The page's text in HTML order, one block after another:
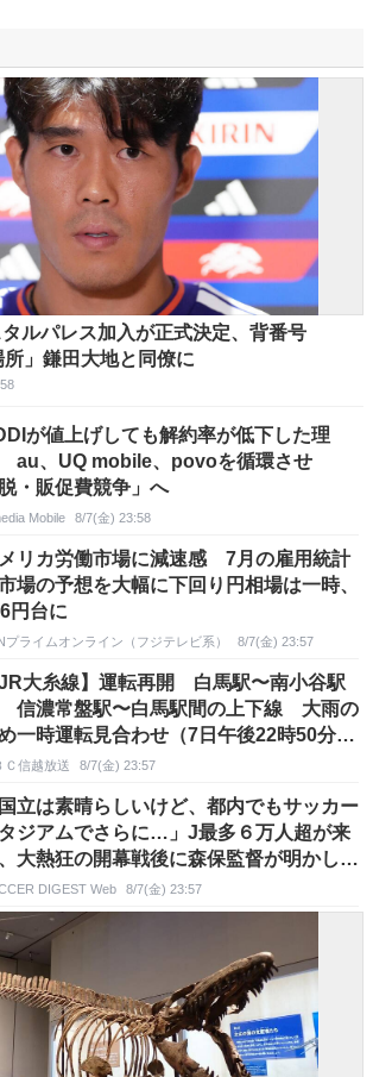
ルパレス加入が正式決定、背番号
」鎌田大地と同僚に
が値上げしても解約率が低下した理
au、UQ mobile、povoを循環させ
脱・販促費競争」へ
Mobile 8/7(金) 23:58
リカ労働市場に減速感 7月の雇用統計
場の予想を大幅に下回り円相場は一時、
円台に
プライムオンライン（フジテレビ系） 8/7(金) 23:57
JR大糸線】運転再開 白馬駅〜南小谷駅
信濃常盤駅〜白馬駅間の上下線 大雨の
一時運転見合わせ（7日午後22時50分現
Ｃ信越放送 8/7(金) 23:57
国立は素晴らしいけど、都内でもサッカー
ジアムでさらに…」J最多６万人超が来
大熱狂の開幕戦後に森保監督が明かした
DIGEST Web 8/7(金) 23:57